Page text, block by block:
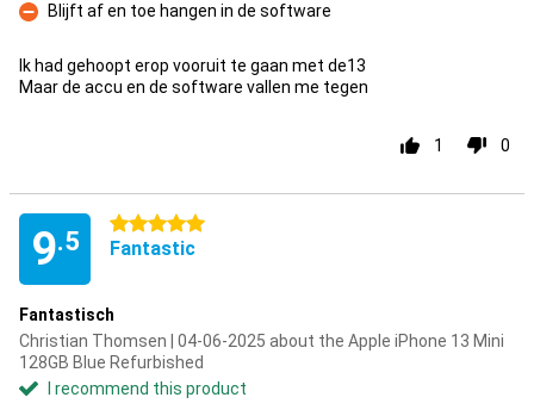
Con
Blijft af en toe hangen in de software
Ik had gehoopt erop vooruit te gaan met de13
Maar de accu en de software vallen me tegen
1 0
9.5
5 stars
Fantastic
Fantastisch
Christian Thomsen | 04-06-2025 about the Apple iPhone 13 Mini
128GB Blue Refurbished
I recommend this product